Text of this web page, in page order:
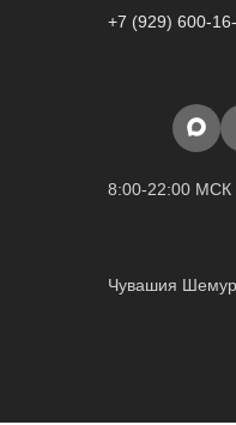
+7 (929) 600-
8:00-22:00 МСК
Чувашия